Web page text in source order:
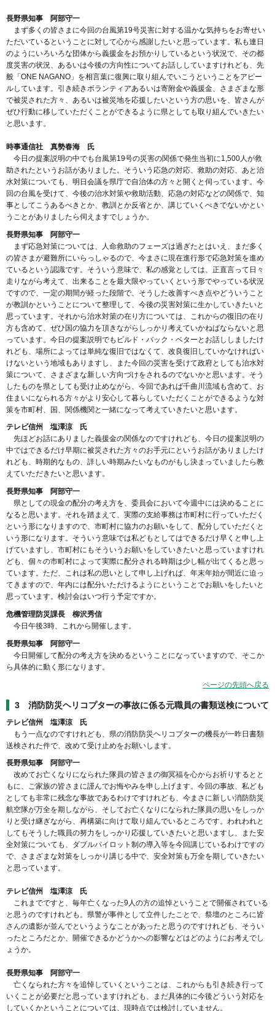
長野県知事 阿部守一
まず多くの皆さまに今回の台風第19号災害に対する温かな気持ちをお寄せい
ただいているということに対して心から感謝したいと思っています。私も連日
のようにいろいろな団体から義援金をお預かりしているという状況で、その都
度災害の状況、あるいは今後の方向性についてお話ししていますけれども、先
般「ONE NAGANO」を相言葉に復興に取り組んでいこうということをアピー
ルしています。引き続きボランティアあるいは寄附金や義援金、さまざまな形
で被災された方々、あるいは被災地を応援したいという方の思いを、皆さんが
ぜひ行動に移していただくことができるように県としても取り組んでいきたい
と思います。
時事通信社 真勢春海 氏
今日の提案説明の中でも台風第19号の災害の関係で発生当初に1,500人が救
助されたというお話がありました。そういう応急の対応、救助の対応、あと治
水対策についても、明日会議を県庁で自治体の方々と開くと伺っています。今
回の台風を受けて、今後の治水対策や救助活動、応急の対応などの関係で、知
事としてこうあるべきとか、教訓とか反省とか、講じていくべきでないかとい
うことがありましたら伺えますでしょうか。
長野県知事 阿部守一
まず応急対策については、人命救助のフェーズは過ぎたとはいえ、まだ多く
の皆さまが避難所にいらっしゃるので、今まさに現在進行形で応急対策を進め
ているという認識です。そういう意味で、私の感覚としては、正直言って日々
走りながら考えて、出来ることを最大限やっていくという形でやっている状況
ですので、一定の期間が経った段階で、そうした改善すべき点やどういうこと
が教訓かということについて整理して、今後の災害対策に生かしていきたいと
思っています。それから治水対策の在り方については、これからの復旧の在り
方も含めて、ぜひ国の協力を頂きながらしっかり考えていかねばならないと思
っています。今日の提案説明でもビルド・バック・ベターとお話ししましたけ
れども、場所によっては単純な復旧ではなくて、改良復旧していかなければい
けないという地域もありますし、また今回の災害を受けて政府としても治水対
策について、さまざまな新しい方向づけをされるのでないかと思います。そう
したものを県としても受け止めながら、今回であれば千曲川流域も含めて、お
住まいになられる方々がより安心して暮らしていただくことができるような対
策を市町村、国、関係機関と一緒になって考えていきたいと思います。
テレビ信州 塩澤涼 氏
先ほどお話にありました義援金の関係なのですけれども、今日の提案説明の
中ではできるだけ早期に被災された方々のお手元にというお話がありましたけ
れども、時期的なもの、詳しい時期みたいなものがもし決まっていましたら教
えていただきたいと思います。
長野県知事 阿部守一
県としての現金の配分の考え方を、委員会において今週中には決めることに
なると思います。それを踏まえて、実際の支給事務は市町村に行っていただく
という形になりますので、市町村に協力のお願いをして、配分していただくと
いう形になります。そういう意味では私どもとしてはできるだけ早くと申し上
げていますし、市町村にもそういうお願いをしていきたいと思っていますけれ
ども、個々の市町村によって実際に配分される時期は少し幅が出てくると思っ
ています。ただ、これは私の思いとして申し上げれば、年末年始が間近に迫っ
てきますので、年内には配分いただけるようにということでお願いをしたいと
思っています。検討会はいつ行う予定ですか。
危機管理防災課長 柳沢秀信
今日午後3時、これから開催します。
長野県知事 阿部守一
今日開催して配分の考え方を決めるということになっていますので、そこか
ら具体的に動く形になります。
ページの先頭へ戻る
3 消防防災ヘリコプターの事故に係る元職員の書類送検について
テレビ信州 塩澤涼 氏
もう一点なのですけれども、県の消防防災ヘリコプターの機長が一昨日書類
送検された件で、改めて受け止めをお願いします。
長野県知事 阿部守一
改めてお亡くなりになられた隊員の皆さまの御冥福を心からお祈りするとと
もに、ご家族の皆さまに謹んでお悔やみを申し上げます。今回の事故、私ども
としても非常に残念な事故であるわけですけれども、今まさに新しい消防防災
航空隊が万全を期しながら、そしてお亡くなりになられた隊員の思いをしっか
りと受け継ぎながら、再構築に向けて取り組んでいるところです。われわれと
してもそうした職員の努力をしっかり応援していきたいと思いますし、また安
全対策についても、ダブルパイロット制の導入等を今回講じているわけですの
で、さまざまな対策をしっかり講じる中で、安全対策も万全を期していきたい
と思っています。
テレビ信州 塩澤涼 氏
これまでですと、毎年亡くなった9人の方の追悼ということで開催されている
と思うのですけれども。県警が事件として立件したことで、祭壇のところに皆
さんの遺影が並んでというようなことがあったと思うのですけれども、そうい
ったところだとか、開催できるかどうかへの影響などはどのようにお考えでし
ょうか。
長野県知事 阿部守一
亡くなられた方々を追悼していくということは、これからも引き続き行って
いくことが必要だと思っていますけれども、まだ具体的に今後どういう対応を
していくかということについては、現時点では検討していません。